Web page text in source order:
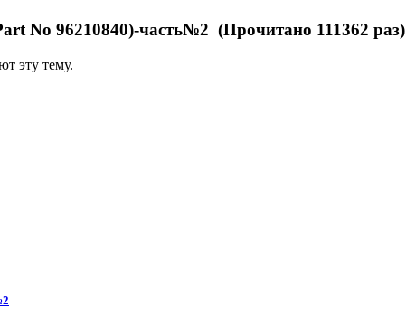
No 96210840)-часть№2 (Прочитано 111362 раз)
эту тему.